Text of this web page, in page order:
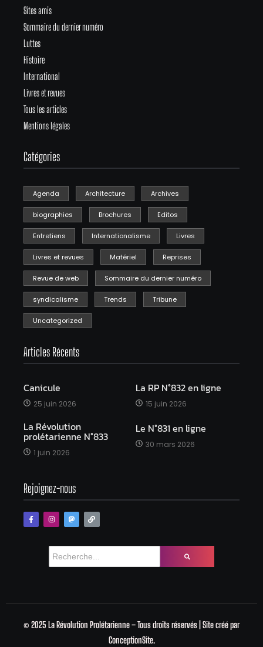
Sites amis
Sommaire du dernier numéro
Luttes
Histoire
International
Livres et revues
Tous les articles
Mentions légales
Catégories
Agenda Architecture Archives
biographies Brochures Editos
Entretiens Internationalisme Livres
Livres et revues Matériel Reprises
Revue de web Sommaire du dernier numéro
syndicalisme Trends Tribune
Uncategorized
Articles Récents
Canicule
25 juin 2026
La RP N°832 en ligne
15 juin 2026
La Révolution
prolétarienne N°833
1 juin 2026
Le N°831 en ligne
30 mars 2026
Rejoignez-nous
© 2025 La Révolution Prolétarienne – Tous droits réservés | Site créé par
ConceptionSite.